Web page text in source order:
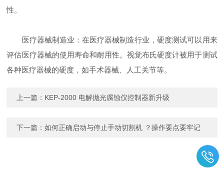
性。
医疗器械制造业：在医疗器械制造行业，硬度测试可以用来
评估医疗器械的使用寿命和耐用性。视觉布氏硬度计被用于测试
各种医疗器械的硬度，如手术器械、人工关节等。
上一篇： KEP-2000 电解抛光腐蚀仪控制器新升级
下一篇：如何正确启动与停止手动切割机 ？操作要点要牢记